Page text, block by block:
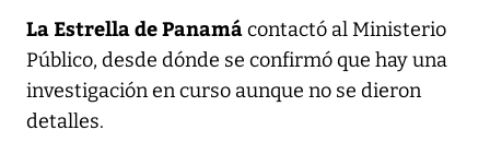
La Estrella de Panamácontactó al Ministerio
Público, desde dónde se confirmó que hay una
investigación en curso aunque no se dieron
detalles.